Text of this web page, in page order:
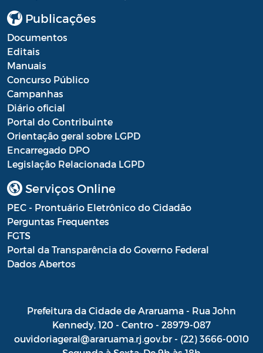
Publicações
Documentos
Editais
Manuais
Concurso Público
Campanhas
Diário oficial
Portal do Contribuinte
Orientação geral sobre LGPD
Encarregado DPO
Legislação Relacionada LGPD
Serviços Online
PEC - Prontuário Eletrônico do Cidadão
Perguntas Frequentes
FGTS
Portal da Transparência do Governo Federal
Dados Abertos
Prefeitura da Cidade de Araruama - Rua John
Kennedy, 120 - Centro - 28979-087
ouvidoriageral@araruama.rj.gov.br - (22) 3666-0010